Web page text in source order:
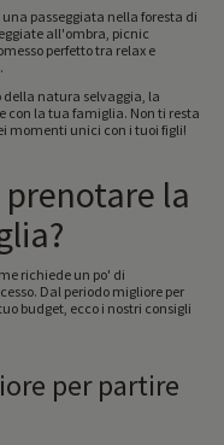
passeggiata nella foresta di
all'ombra, picnic
perfetto tra relax e
della natura selvaggia, la
con la tua famiglia. Non ti resta
momenti unici con i tuoi figli!
la
richiede un po' di
Dal periodo migliore per
budget, ecco i nostri consigli
per partire